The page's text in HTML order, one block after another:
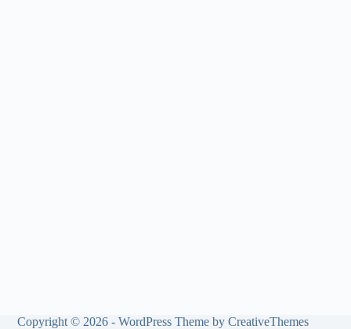
Copyright © 2026 - WordPress Theme byCreativeThemes